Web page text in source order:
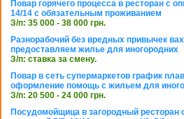
Повар горячего процесса в ресторан с
14/14 с обязательным проживанием
З/п: 35 000 - 38 000 грн.
Разнорабочий без вредных привычек
предоставляем жилье для иногородних
З/п: ставка за смену.
Повар в сеть супермаркетов график
оформление помощь с жильем для
З/п: 20 500 - 24 000 грн.
Посудомойщица в загородный ресторан